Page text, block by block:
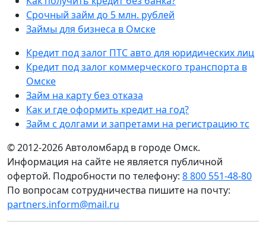
Срочный займ до 5 млн. рублей
Займы для бизнеса в Омске
Кредит под залог ПТС авто для юридических лиц
Кредит под залог коммерческого транспорта в
Омске
Займ на карту без отказа
Как и где оформить кредит на год?
Займ с долгами и запретами на регистрацию тс
© 2012-2026 Автоломбард в городе Омск.
Информация на сайте не является публичной
офертой. Подробности по телефону: 8 800 551-48-80
По вопросам сотрудничества пишите на почту:
partners.inform@mail.ru